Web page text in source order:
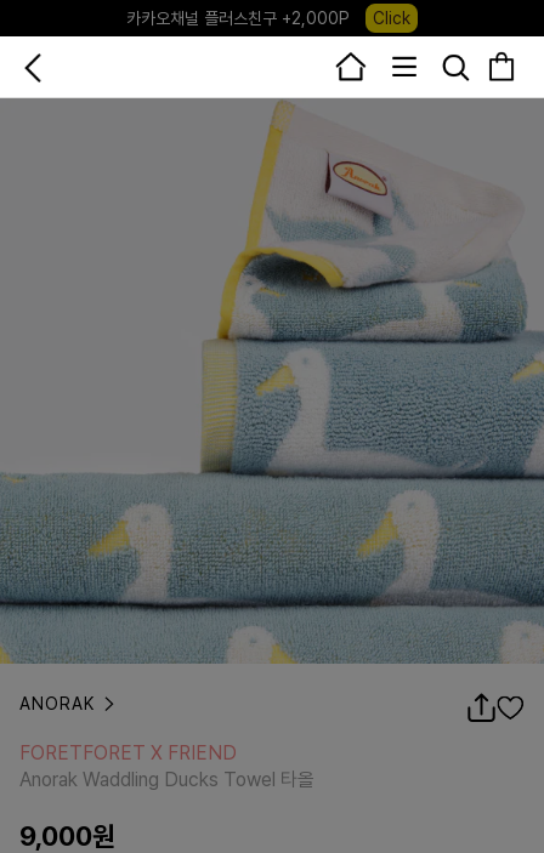
포레포레 앱 다운로드 +3,000P
Down
하우스오브캐러셀, 국내단독 프리오더(~8/10) Click
ANORAK
Anorak Waddling Ducks Towel 타올
FORETFORET X FRIEND
Anorak Waddling Ducks Towel 타올
9,000원